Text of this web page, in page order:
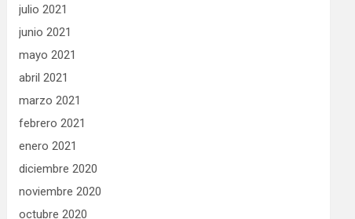
julio 2021
junio 2021
mayo 2021
abril 2021
marzo 2021
febrero 2021
enero 2021
diciembre 2020
noviembre 2020
octubre 2020